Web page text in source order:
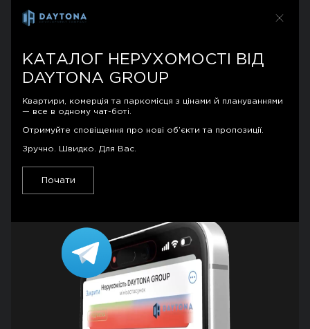
У продажу ще є 11 квартир. Працюємо за
програмою кредитування «єОселя».
MAYAK
Гордість компанії і новий символ міста!
MAVERICK
Нарощуємо темпи будівництва, рухаємось
до мети – завершити комплекс у 2025.
КАТАЛОГ НЕРУХОМОСТІ ВІД
DAYTONA GROUP
Квартири, комерція та паркомісця з цінами й плануваннями
— все в одному чат-боті.
Отримуйте сповіщення про нові об’єкти та пропозиції.
Зручно. Швидко. Для Вас.
Почати